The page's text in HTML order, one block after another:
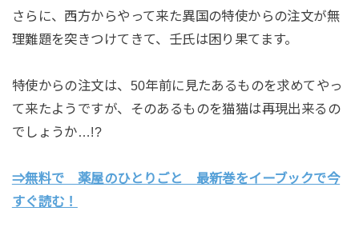
さらに、西方からやって来た異国の特使からの注文が無
理難題を突きつけてきて、壬氏は困り果てます。
特使からの注文は、50年前に見たあるものを求めてやっ
て来たようですが、そのあるものを猫猫は再現出来るの
でしょうか…!?
⇒無料で 薬屋のひとりごと 最新巻をイーブックで今
すぐ読む！